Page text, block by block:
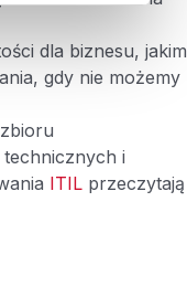
dla biznesu, jakim
gdy nie możemy
i
ITILprzeczytają